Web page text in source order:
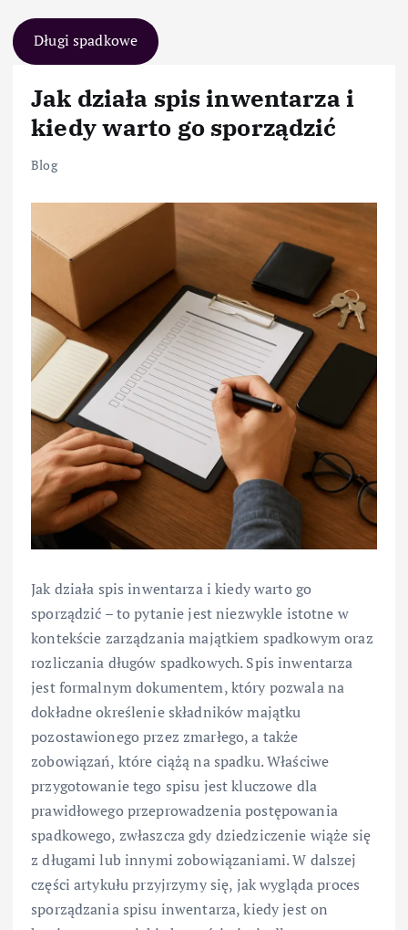
Długi spadkowe
Jak działa spis inwentarza i
kiedy warto go sporządzić
Blog
Jak działa spis inwentarza i kiedy warto go
sporządzić – to pytanie jest niezwykle istotne w
kontekście zarządzania majątkiem spadkowym oraz
rozliczania długów spadkowych. Spis inwentarza
jest formalnym dokumentem, który pozwala na
dokładne określenie składników majątku
pozostawionego przez zmarłego, a także
zobowiązań, które ciążą na spadku. Właściwe
przygotowanie tego spisu jest kluczowe dla
prawidłowego przeprowadzenia postępowania
spadkowego, zwłaszcza gdy dziedziczenie wiąże się
z długami lub innymi zobowiązaniami. W dalszej
części artykułu przyjrzymy się, jak wygląda proces
sporządzania spisu inwentarza, kiedy jest on